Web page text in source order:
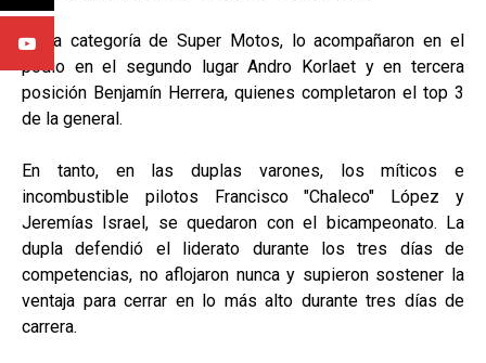
En la categoría de Super Motos, lo acompañaron en el
podio en el segundo lugar Andro Korlaet y en tercera
posición Benjamín Herrera, quienes completaron el top 3
de la general.
En tanto, en las duplas varones, los míticos e
incombustible pilotos Francisco "Chaleco" López y
Jeremías Israel, se quedaron con el bicampeonato. La
dupla defendió el liderato durante los tres días de
competencias, no aflojaron nunca y supieron sostener la
ventaja para cerrar en lo más alto durante tres días de
carrera.